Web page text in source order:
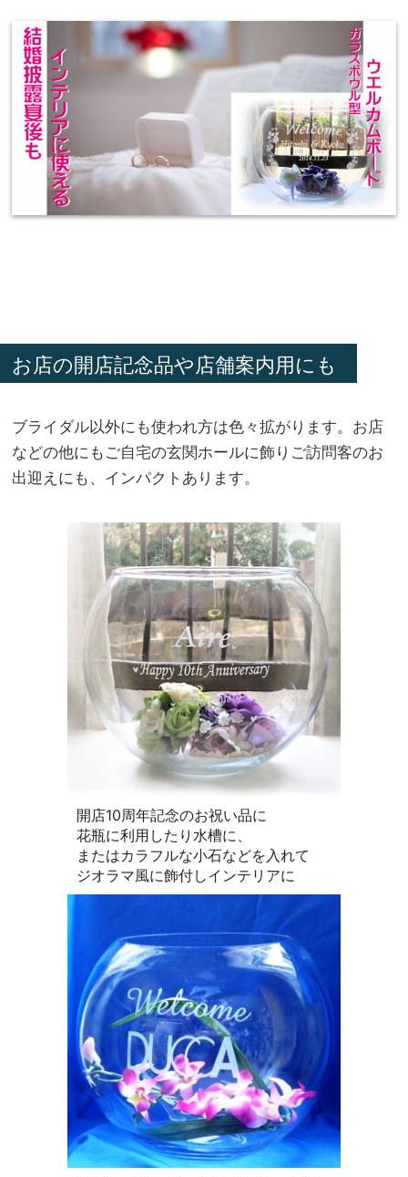
お店の開店記念品や店舗案内用にも
ブライダル以外にも使われ方は色々拡がります。お店
などの他にもご自宅の玄関ホールに飾りご訪問客のお
出迎えにも、インパクトあります。
開店10周年記念のお祝い品に
花瓶に利用したり水槽に、
またはカラフルな小石などを入れて
ジオラマ風に飾付しインテリアに